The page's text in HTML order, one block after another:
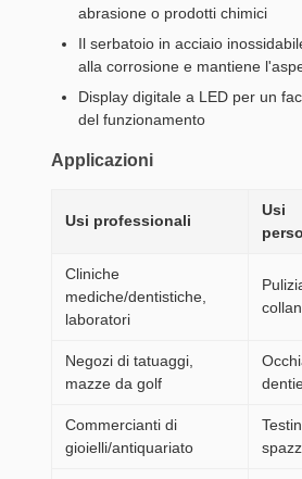
abrasione o prodotti chimici
Il serbatoio in acciaio
alla corrosione e mantiene
Display digitale a LED per un
del funzionamento
Applicazioni
Usi professionali
Usi
Cliniche
mediche/dentistiche,
laboratori
Negozi di tatuaggi,
mazze da golf
Commercianti di
gioielli/antiquariato